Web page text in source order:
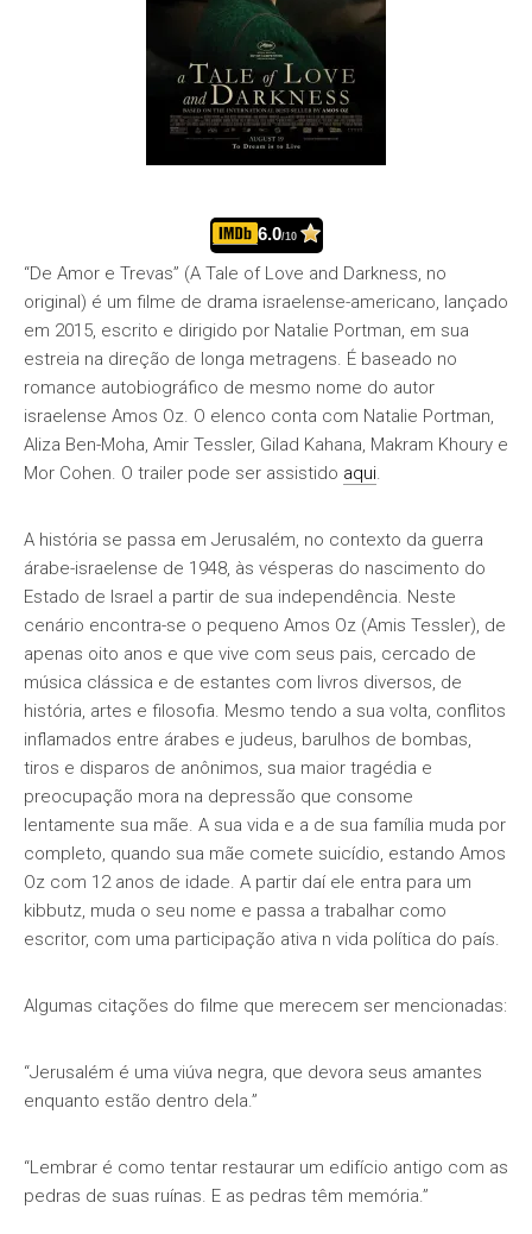
6.0/10
“De Amor e Trevas” (A Tale of Love and Darkness, no
original) é um filme de drama israelense-americano, lançado
em 2015, escrito e dirigido por Natalie Portman, em sua
estreia na direção de longa metragens. É baseado no
romance autobiográfico de mesmo nome do autor
israelense Amos Oz. O elenco conta com Natalie Portman,
Aliza Ben-Moha, Amir Tessler, Gilad Kahana, Makram Khoury e
Mor Cohen. O trailer pode ser assistido aqui.
A história se passa em Jerusalém, no contexto da guerra
árabe-israelense de 1948, às vésperas do nascimento do
Estado de Israel a partir de sua independência. Neste
cenário encontra-se o pequeno Amos Oz (Amis Tessler), de
apenas oito anos e que vive com seus pais, cercado de
música clássica e de estantes com livros diversos, de
história, artes e filosofia. Mesmo tendo a sua volta, conflitos
inflamados entre árabes e judeus, barulhos de bombas,
tiros e disparos de anônimos, sua maior tragédia e
preocupação mora na depressão que consome
lentamente sua mãe. A sua vida e a de sua família muda por
completo, quando sua mãe comete suicídio, estando Amos
Oz com 12 anos de idade. A partir daí ele entra para um
kibbutz, muda o seu nome e passa a trabalhar como
escritor, com uma participação ativa n vida política do país.
Algumas citações do filme que merecem ser mencionadas:
“Jerusalém é uma viúva negra, que devora seus amantes
enquanto estão dentro dela.”
“Lembrar é como tentar restaurar um edifício antigo com as
pedras de suas ruínas. E as pedras têm memória.”